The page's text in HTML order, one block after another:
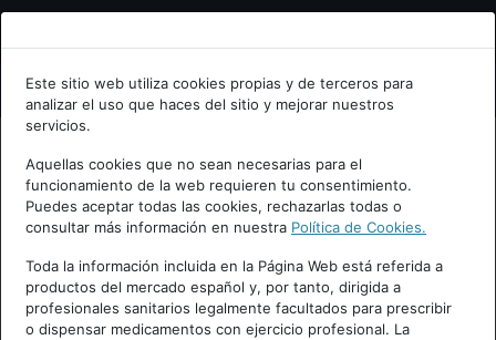
Bienvenid@ a psiquiatria.com
Escribe tu Email
Accede o regístrate con tu email.
Cancelar
Este sitio web utiliza cookies propias y de terceros para
analizar el uso que haces del sitio y mejorar nuestros
servicios.
Aquellas cookies que no sean necesarias para el
funcionamiento de la web requieren tu consentimiento.
Puedes aceptar todas las cookies, rechazarlas todas o
consultar más información en nuestra Política de Cookies.
Toda la información incluida en la Página Web está referida a
productos del mercado español y, por tanto, dirigida a
profesionales sanitarios legalmente facultados para prescribir
o dispensar medicamentos con ejercicio profesional. La